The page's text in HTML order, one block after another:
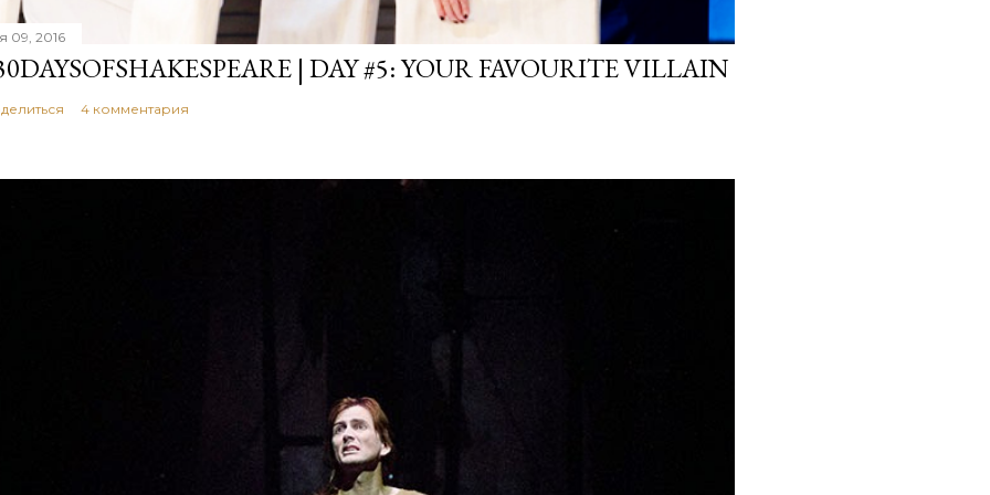
09, 2016
| DAY #5: YOUR FAVOURITE VILLAIN
4 комментария